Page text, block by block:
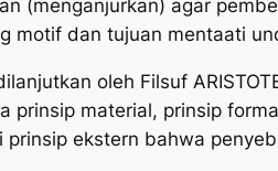
(menganjurkan) agar
motif dan tujuan mentaati
oleh Filsuf
prinsip material, prinsip
prinsip ekstern bahwa